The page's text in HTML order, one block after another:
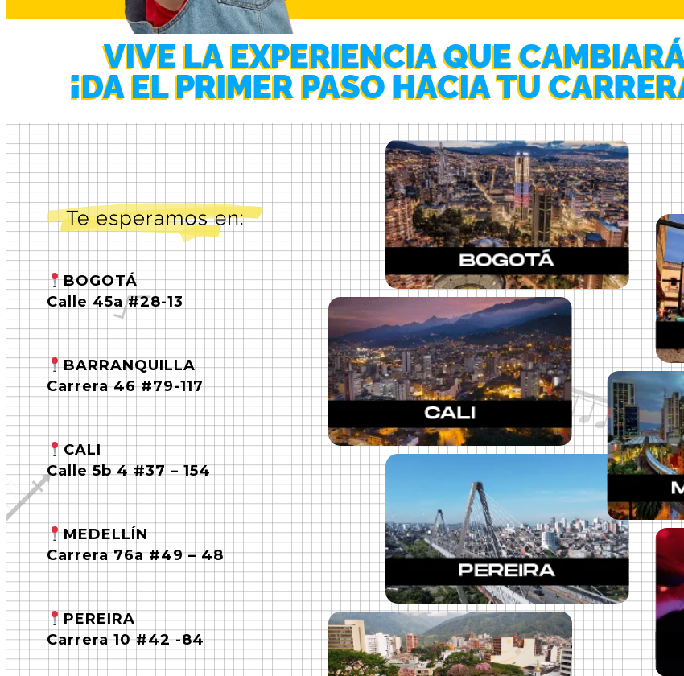
VIVE LA EXPERIENCIA QUE
¡DA EL PRIMER PASO HACIA TU
BOGOTÁ
Calle 45a #28-13
BARRANQUILLA
Carrera 46 #79-117
CALI
Calle 5b 4 #37 – 154
MEDELLÍN
Carrera 76a #49 – 48
PEREIRA
Carrera 10 #42 -84